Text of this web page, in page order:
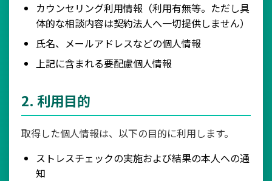
カウンセリング利用情報（利用有無等。ただし具
体的な相談内容は契約法人へ一切提供しません）
氏名、メールアドレスなどの個人情報
上記に含まれる要配慮個人情報
2. 利用目的
取得した個人情報は、以下の目的に利用します。
ストレスチェックの実施および結果の本人への通
知